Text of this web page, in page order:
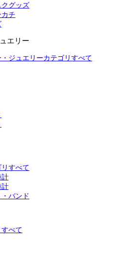
クグッズ
カチ
エリー
ジュエリーカテゴリすべて
すべて
計
計
バンド
べて